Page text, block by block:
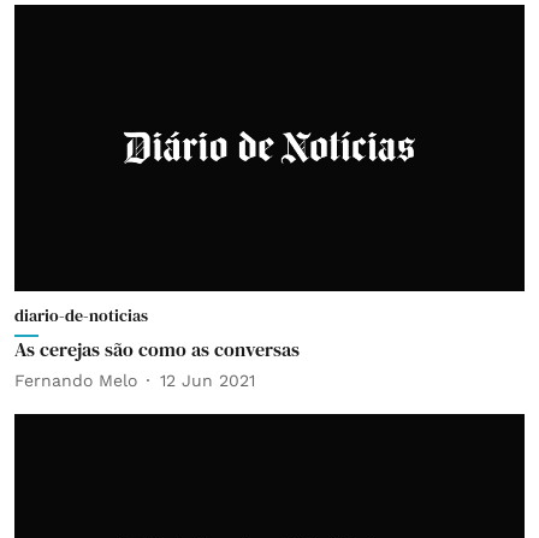
diario-de-noticias
As cerejas são como as conversas
Fernando Melo 12 Jun 2021